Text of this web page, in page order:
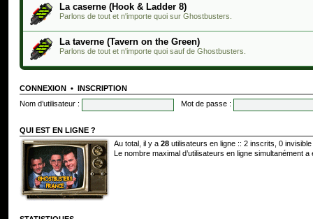
La caserne (Hook & Ladder 8)
Parlons de tout et n'importe quoi sur Ghostbusters.
La taverne (Tavern on the Green)
Parlons de tout et n'importe quoi sauf de Ghostbusters.
CONNEXION • INSCRIPTION
Nom d’utilisateur :
Mot de passe :
QUI EST EN LIGNE ?
Au total, il y a 28 utilisateurs en ligne :: 2 inscrits, 0
Le nombre maximal d’utilisateurs en ligne simultanément